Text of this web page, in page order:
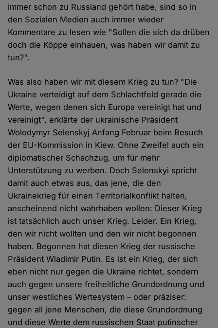
immer schon zu Russland gehört habe, sind so in
den Sozialen Medien auch immer wieder
Kommentare zu lesen wie "Sollen die sich da drüben
doch die Köppe einhauen, was haben wir damit zu
tun?".
Was also haben wir mit diesem Krieg zu tun? "Die
Ukraine verteidigt auf dem Schlachtfeld gerade die
Werte, wegen denen sich Europa vereinigt hat und
vereinigt", erklärte der ukrainische Präsident
Wolodymyr Selenskyj Anfang Februar beim Besuch
der EU-Kommission in Kiew. Ohne Zweifel auch ein
diplomatischer Schachzug, um für mehr
Unterstützung zu werben. Doch Selenskyi spricht
damit auch etwas aus, das jene, die den
Ukrainekrieg für einen Territorialkonflikt halten,
anscheinend nicht wahrhaben wollen: Dieser Krieg
ist tatsächlich auch unser Krieg. Leider. Ein Krieg,
den wir nicht wollten und den wir nicht begonnen
haben. Begonnen hat diesen Krieg der russische
Präsident Wladimir Putin. Es ist ein Krieg, der sich
eben nicht nur gegen die Ukraine richtet, sondern
auch gegen unsere freiheitliche Grundordnung und
unser westliches Wertesystem – oder präziser:
gegen all jene Menschen, die diese Grundordnung
und diese Werte dem russischen Staat putinscher